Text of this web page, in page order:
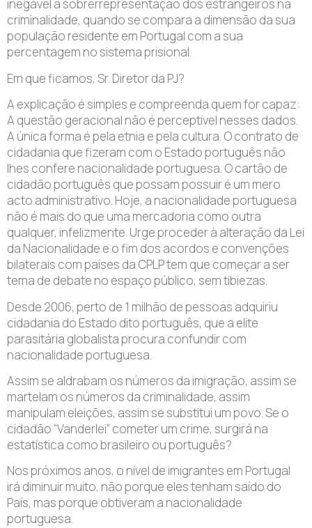
inegável a sobrerrepresentação dos estrangeiros na
criminalidade, quando se compara a dimensão da sua
população residente em Portugal com a sua
percentagem no sistema prisional.
Em que ficamos, Sr. Diretor da PJ?
A explicação é simples e compreenda quem for capaz:
A questão geracional não é perceptível nesses dados.
A única forma é pela etnia e pela cultura. O contrato de
cidadania que fizeram com o Estado português não
lhes confere nacionalidade portuguesa. O cartão de
cidadão português que possam possuir é um mero
acto administrativo. Hoje, a nacionalidade portuguesa
não é mais do que uma mercadoria como outra
qualquer, infelizmente. Urge proceder à alteração da Lei
da Nacionalidade e o fim dos acordos e convenções
bilaterais com países da CPLP tem que começar a ser
tema de debate no espaço público, sem tibiezas.
Desde 2006, perto de 1 milhão de pessoas adquiriu
cidadania do Estado dito português, que a elite
parasitária globalista procura confundir com
nacionalidade portuguesa.
Assim se aldrabam os números da imigração, assim se
martelam os números da criminalidade, assim
manipulam eleições, assim se substitui um povo. Se o
cidadão “Vanderlei” cometer um crime, surgirá na
estatística como brasileiro ou português?
Nos próximos anos, o nível de imigrantes em Portugal
irá diminuir muito, não porque eles tenham saído do
País, mas porque obtiveram a nacionalidade
portuguesa.